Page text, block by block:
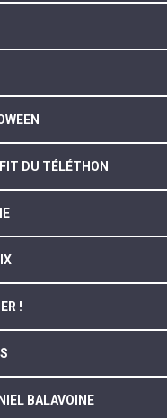
DU TÉLÉTHON
!
BALAVOINE